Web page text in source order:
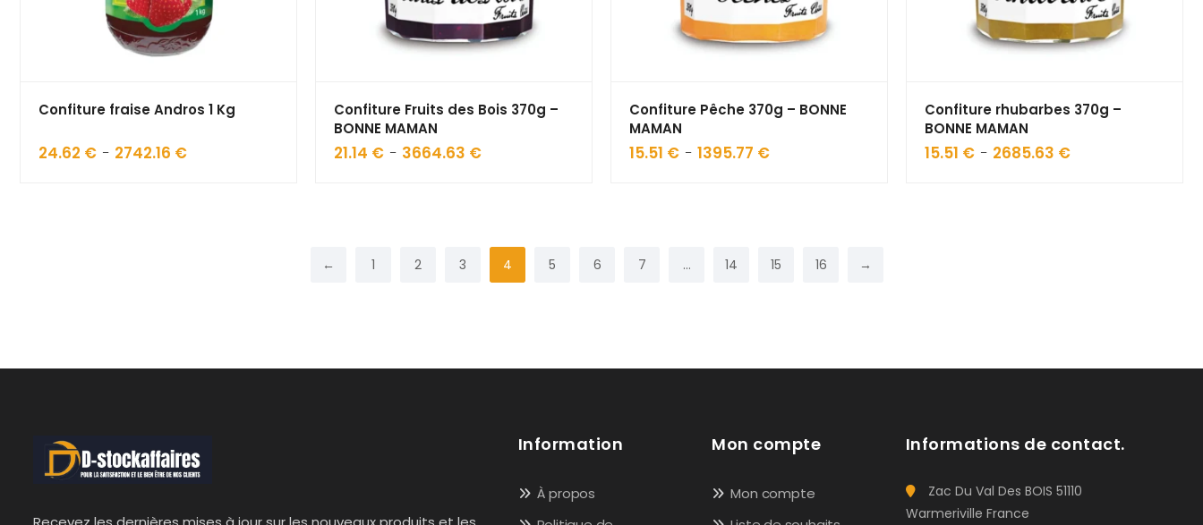
Confiture fraise Andros 1 Kg
24.62 € – 2742.16 €Plage
Confiture Fruits des Bois 370g –
BONNE MAMAN
21.14 € – 3664.63 €Plage
Confiture Pêche 370g – BONNE
MAMAN
15.51 € – 1395.77 €Plage
Confiture rhubarbes 370g –
BONNE MAMAN
15.51 € – 2685.63 €Plage
← 1 2 3 4 5 6 7 … 14 15 16 →
Information
À propos
Mon compte
Mon compte
Informations de contact.
Zac Du Val Des BOIS 51110
Warmeriville France